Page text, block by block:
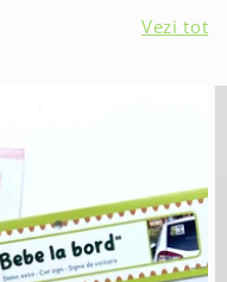
Vezi tot